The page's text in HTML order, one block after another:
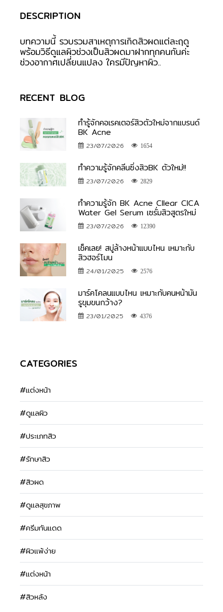
DESCRIPTION
บทความนี้ รวบรวมสาเหตุการเกิดสิวผดแต่ละฤดู
พร้อมวิธีดูแลผิวช่วงเป็นสิวผดมาฝากทุกคนกันค่ะ
ช่วงอากาศเปลี่ยนแปลง ใครมีปัญหาผิว..
RECENT BLOG
ทำรู้จักคอเรคเตอร์สิวตัวใหม่จากแบรนด์
BK Acne
23/07/2026 1654
ทำความรู้จักคลีนซิ่งสิวBK ตัวใหม่!!
23/07/2026 2829
ทำความรู้จัก BK Acne Cllear CICA
Water Gel Serum เซรั่มสิวสูตรใหม่
23/07/2026 12390
เช็คเลย! สบู่ล้างหน้าแบบไหน เหมาะกับ
สิวฮอร์โมน
24/01/2025 2576
มาร์คโคลนแบบไหน เหมาะกับคนหน้ามัน
รูขุมขนกว้าง?
23/01/2025 4376
CATEGORIES
#แต่งหน้า
#ดูแลผิว
#ประเภทสิว
#รักษาสิว
#สิวผด
#ดูแลสุขภาพ
#ครีมกันแดด
#ผิวแพ้ง่าย
#แต่งหน้า
#สิวหลัง